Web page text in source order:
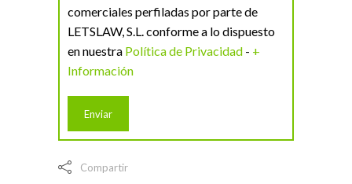
comerciales perfiladas por parte de
LETSLAW, S.L. conforme a lo dispuesto
en nuestra Política de Privacidad - +
Información
Compartir